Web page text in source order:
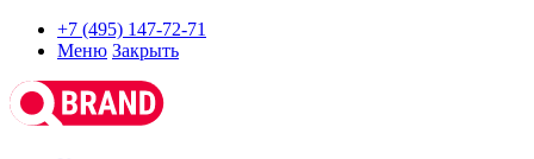
+7 (495) 147-72-71
Меню Закрыть